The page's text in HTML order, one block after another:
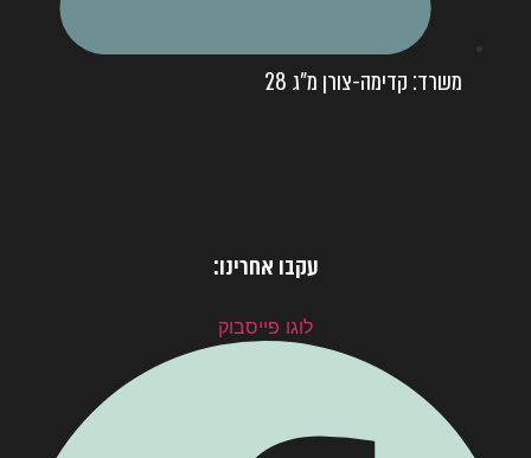
משרד: קדימה-צורן מ"ג 28
עקבו אחרינו:
לוגו פייסבוק